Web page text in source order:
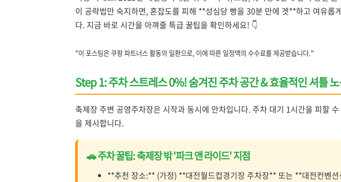
이 공략법만 숙지하면, 혼잡도를 피해 **성심당 빵을 30분 만에 겟**하고 여유롭
다. 지금 바로 시간을 아껴줄 특급 꿀팁을 확인하세요! 👇
"이 포스팅은 쿠팡 파트너스 활동의 일환으로, 이에 따른 일정액의 수수료를 제공받습니다."
Step 1: 주차 스트레스 0%! 숨겨진 주차 공간 & 효율적인 셔틀
축제장 주변 공영주차장은 시작과 동시에 만차입니다. 주차 대기 1시간을 피할
을 제시합니다.
🚗 주차 꿀팁: 축제장 밖 '파크 앤 라이드' 지점
**추천 장소:** (가정) **대전월드컵경기장 주차장** 또는 **대전컨벤션